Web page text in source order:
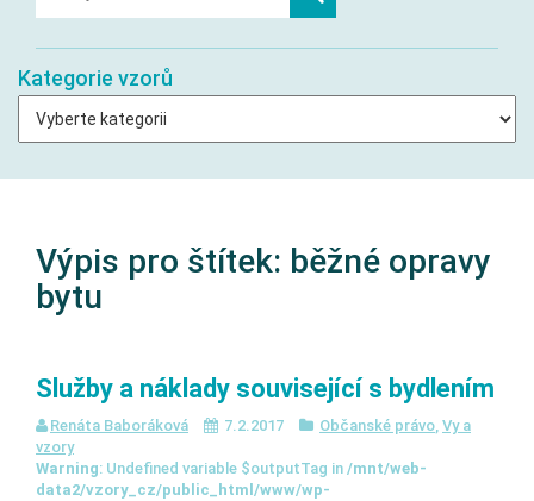
Kategorie vzorů
Výpis pro štítek: běžné opravy
bytu
Služby a náklady související s bydlením
Renáta Baboráková 7.2.2017 Občanské právo, Vy a
vzory
Warning: Undefined variable $outputTag in /mnt/web-
data2/vzory_cz/public_html/www/wp-